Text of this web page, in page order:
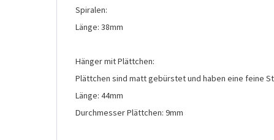
Spiralen:
Länge: 38mm
Hänger mit Plättchen:
Plättchen sind matt gebürstet und haben eine feine
Länge: 44mm
Durchmesser Plättchen: 9mm